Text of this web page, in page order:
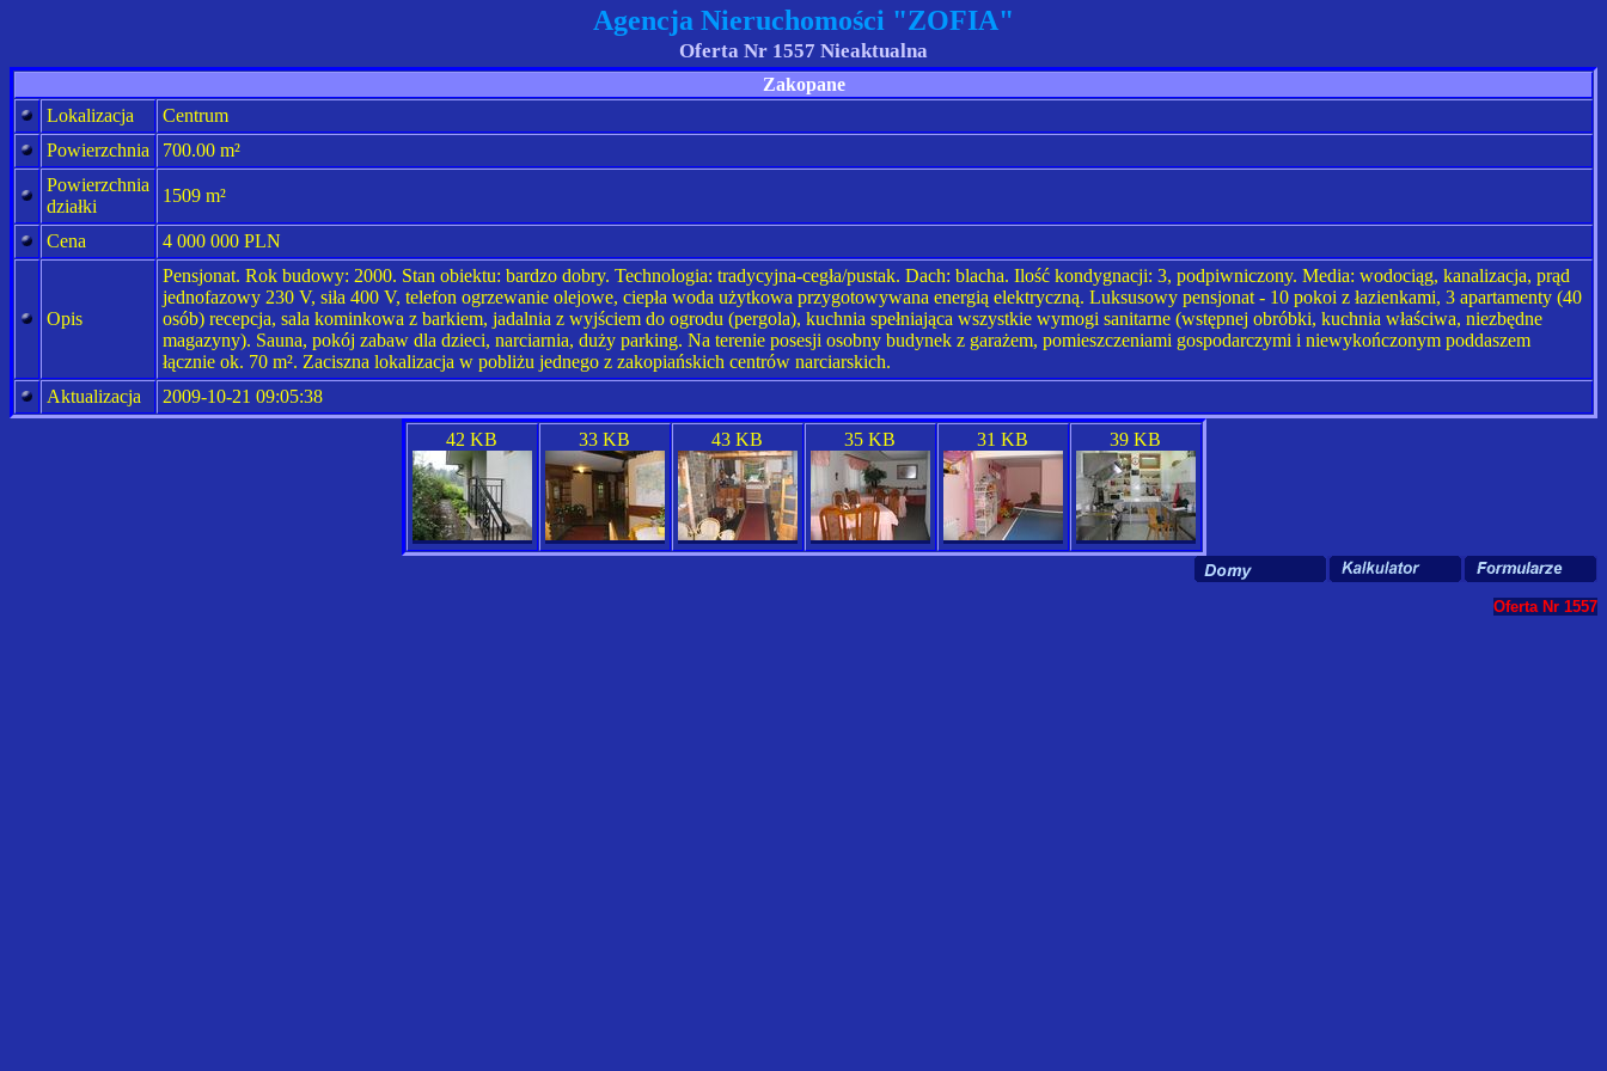
Agencja Nieruchomości "ZOFIA"
Oferta Nr 1557 Nieaktualna
Zakopane
Lokalizacja
Centrum
Powierzchnia
700.00 m²
Powierzchnia
działki
1509 m²
Cena 4 000 000 PLN
Opis
Pensjonat. Rok budowy: 2000. Stan obiektu: bardzo dobry. Technologia: tradycyjna-cegła/pustak. Dach: blacha. Ilość kondygnacji: 3, podpiwniczony. Media: wodociąg, kanalizacja, prąd
jednofazowy 230 V, siła 400 V, telefon ogrzewanie olejowe, ciepła woda użytkowa przygotowywana energią elektryczną. Luksusowy pensjonat - 10 pokoi z łazienkami, 3 apartamenty (40
osób) recepcja, sala kominkowa z barkiem, jadalnia z wyjściem do ogrodu (pergola), kuchnia spełniająca wszystkie wymogi sanitarne (wstępnej obróbki, kuchnia właściwa, niezbędne
magazyny). Sauna, pokój zabaw dla dzieci, narciarnia, duży parking. Na terenie posesji osobny budynek z garażem, pomieszczeniami gospodarczymi i niewykończonym poddaszem
łącznie ok. 70 m². Zaciszna lokalizacja w pobliżu jednego z zakopiańskich centrów narciarskich.
Aktualizacja
2009-10-21 09:05:38
42 KB 33 KB 43 KB 35 KB 31 KB 39 KB
Oferta Nr 1557